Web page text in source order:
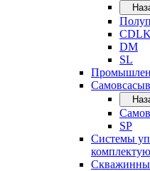
DM
SL
SP
Системы